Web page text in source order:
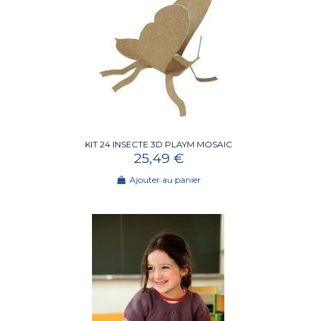
KIT 24 INSECTE 3D PLAYM MOSAIC
25,49 €
Ajouter au panier